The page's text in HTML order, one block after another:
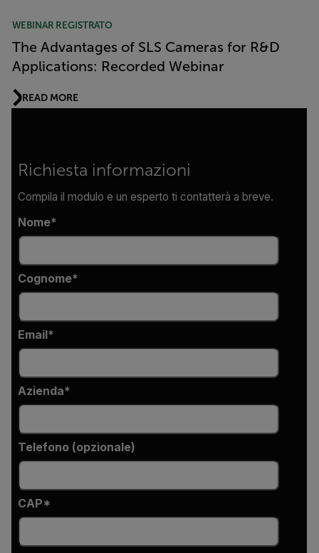
WEBINAR REGISTRATO
The Advantages of SLS Cameras for R&D
Applications: Recorded Webinar
READ MORE
Richiesta informazioni
Compila il modulo e un esperto ti contatterà a breve.
Nome
Cognome
Email
Azienda
Telefono (opzionale)
CAP*